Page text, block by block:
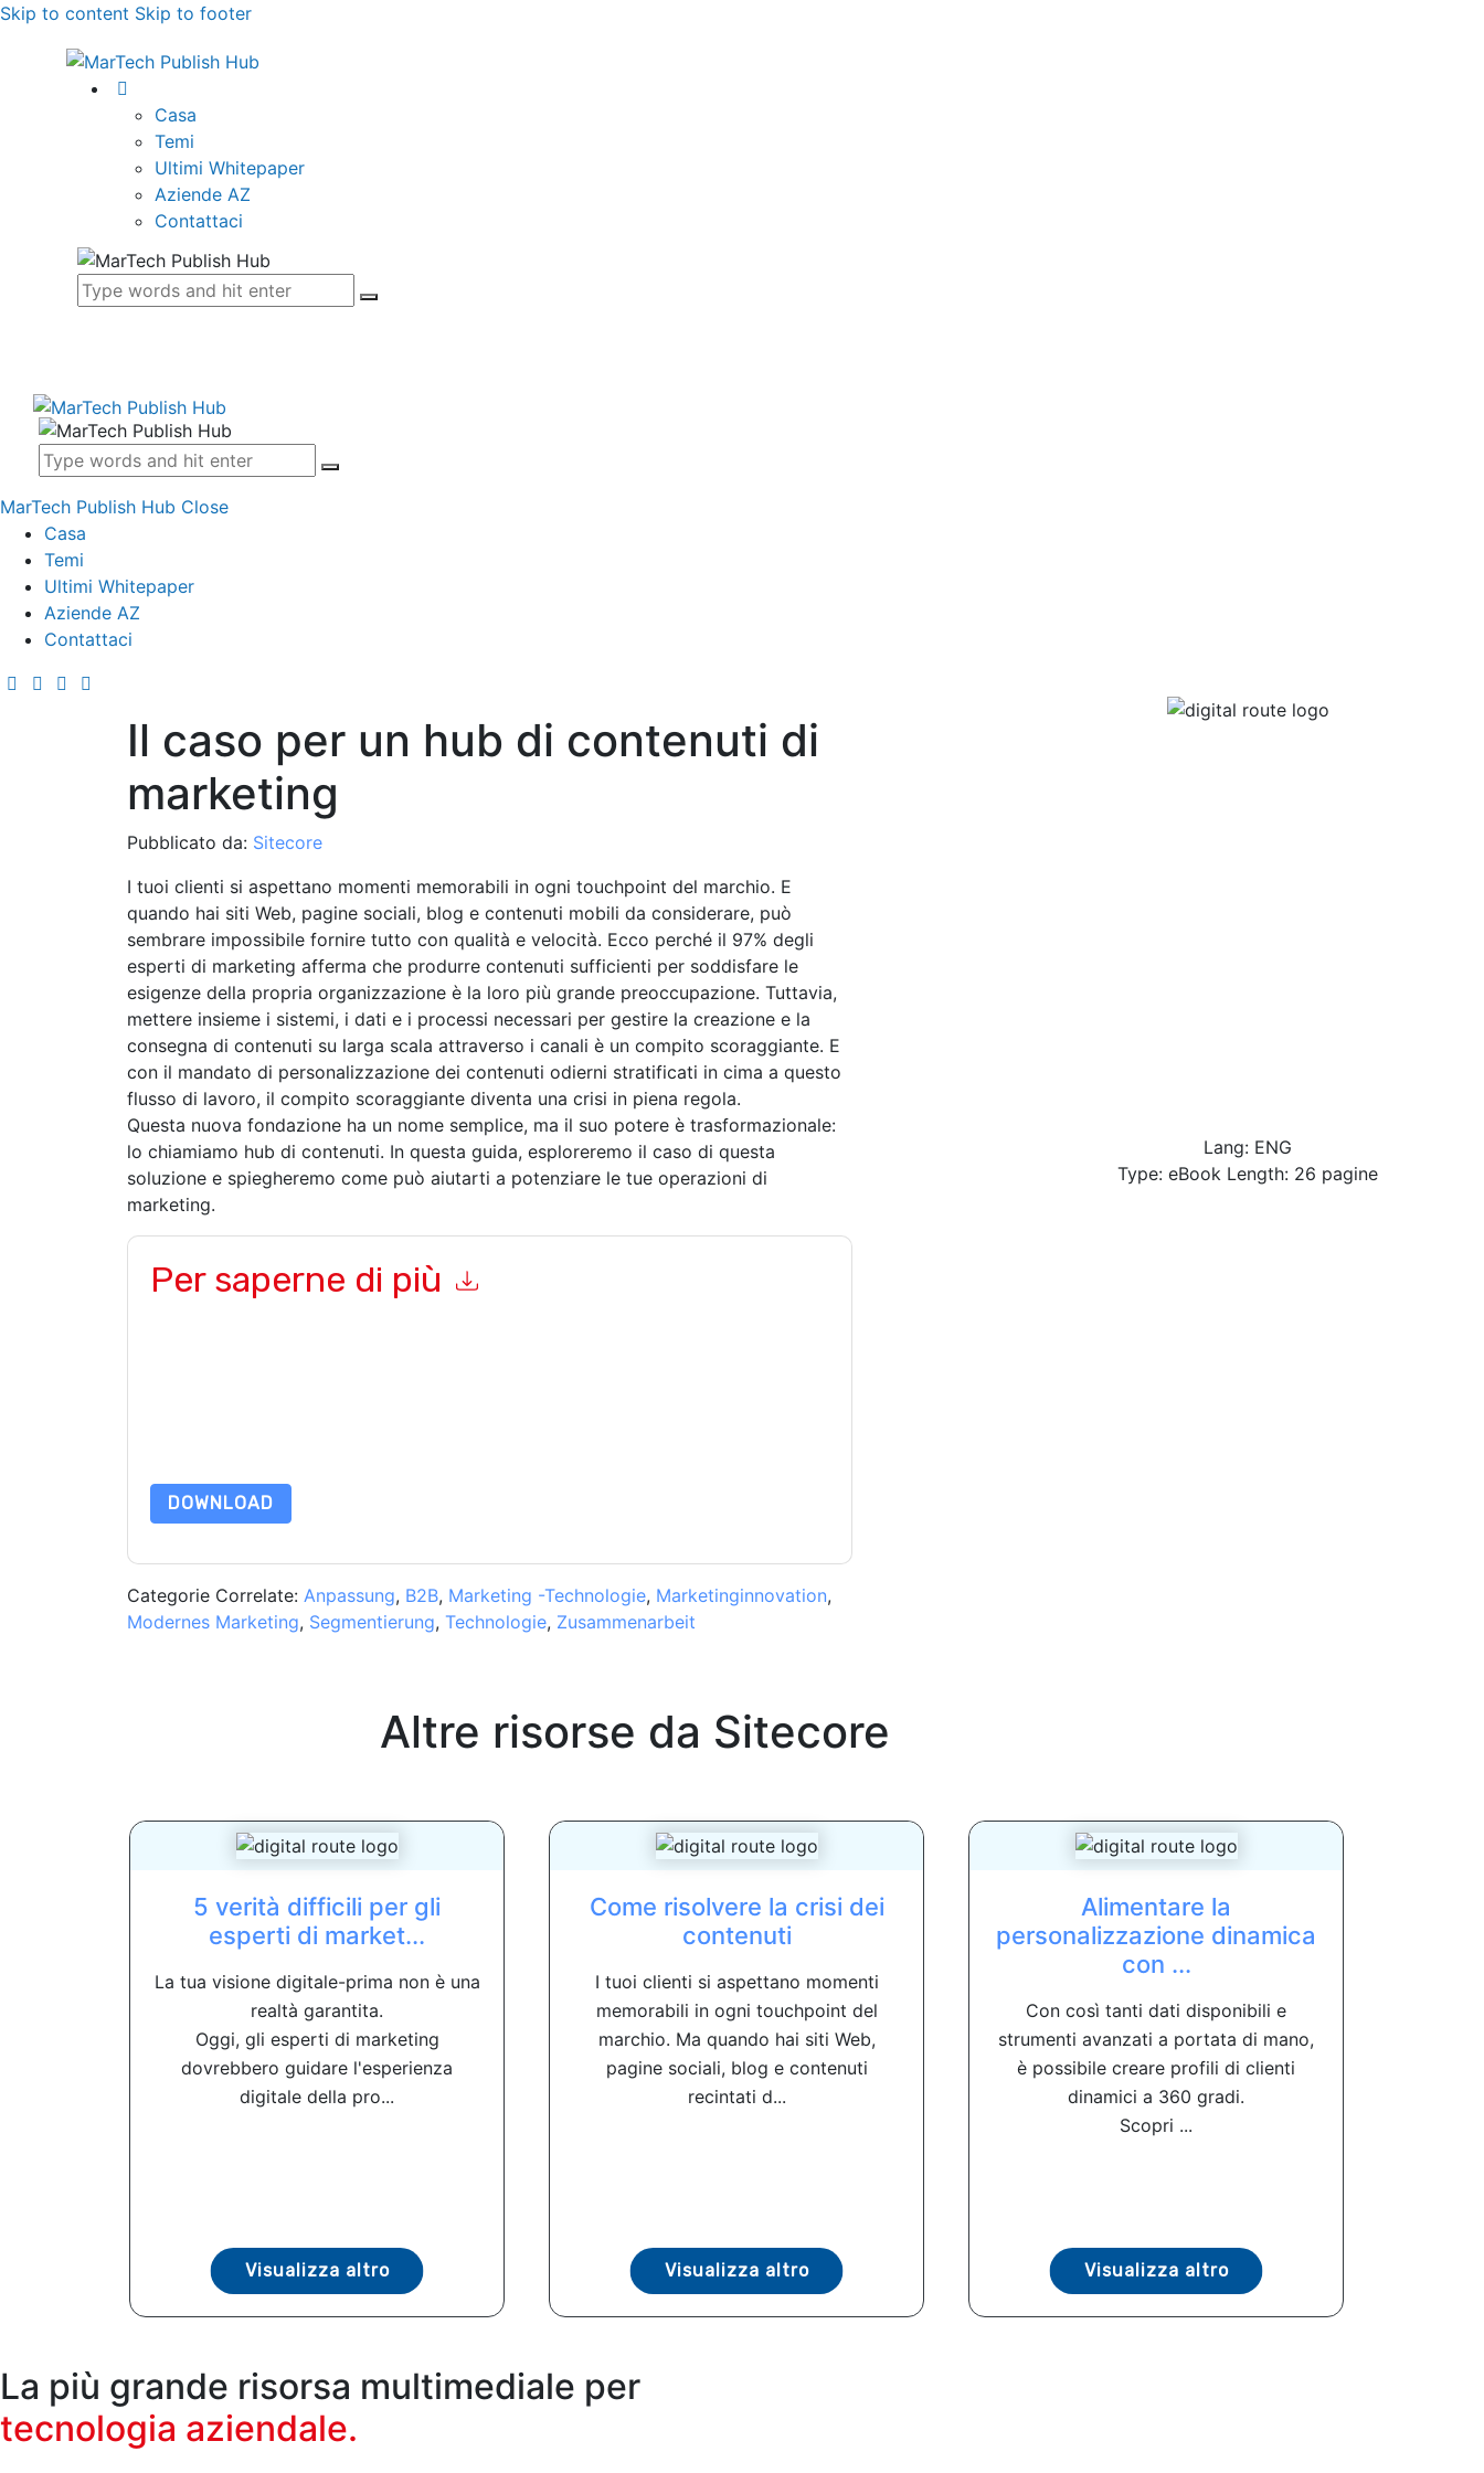
Skip to content Skip to footer
Casa
Temi
Ultimi Whitepaper
Aziende AZ
Contattaci
MarTech Publish Hub Close
Casa
Temi
Ultimi Whitepaper
Aziende AZ
Contattaci
Il caso per un hub di contenuti di
marketing
Pubblicato da: Sitecore
I tuoi clienti si aspettano momenti memorabili in ogni touchpoint del marchio. E
quando hai siti Web, pagine sociali, blog e contenuti mobili da considerare, può
sembrare impossibile fornire tutto con qualità e velocità. Ecco perché il 97% degli
esperti di marketing afferma che produrre contenuti sufficienti per soddisfare le
esigenze della propria organizzazione è la loro più grande preoccupazione. Tuttavia,
mettere insieme i sistemi, i dati e i processi necessari per gestire la creazione e la
consegna di contenuti su larga scala attraverso i canali è un compito scoraggiante. E
con il mandato di personalizzazione dei contenuti odierni stratificati in cima a questo
flusso di lavoro, il compito scoraggiante diventa una crisi in piena regola.
Questa nuova fondazione ha un nome semplice, ma il suo potere è trasformazionale:
lo chiamiamo hub di contenuti. In questa guida, esploreremo il caso di questa
soluzione e spiegheremo come può aiutarti a potenziare le tue operazioni di
marketing.
Per saperne di più
DOWNLOAD
Categorie Correlate: Anpassung, B2B, Marketing -Technologie, Marketinginnovation,
Modernes Marketing, Segmentierung, Technologie, Zusammenarbeit
Lang: ENG
Type: eBook Length: 26 pagine
Altre risorse da Sitecore
5 verità difficili per gli
esperti di market...
La tua visione digitale-prima non è una
realtà garantita.
Oggi, gli esperti di marketing
dovrebbero guidare l'esperienza
digitale della pro...
Visualizza altro
Come risolvere la crisi dei
contenuti
I tuoi clienti si aspettano momenti
memorabili in ogni touchpoint del
marchio. Ma quando hai siti Web,
pagine sociali, blog e contenuti
recintati d...
Visualizza altro
Alimentare la
personalizzazione dinamica
con ...
Con così tanti dati disponibili e
strumenti avanzati a portata di mano,
è possibile creare profili di clienti
dinamici a 360 gradi.
Scopri ...
Visualizza altro
La più grande risorsa multimediale per
tecnologia aziendale.